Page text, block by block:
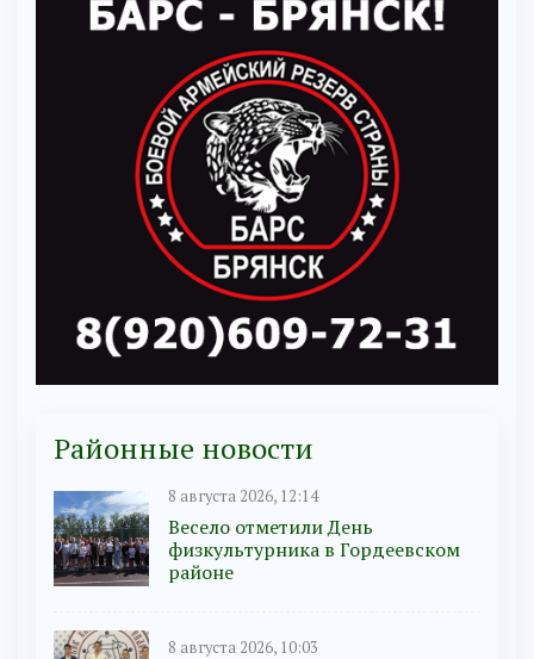
Районные новости
8 августа 2026, 12:14
Весело отметили День
физкультурника в Гордеевском
районе
8 августа 2026, 10:03